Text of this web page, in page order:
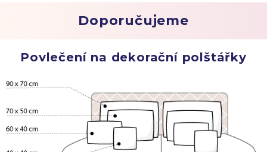
Doporučujeme
Povlečení na dekorační polštářky